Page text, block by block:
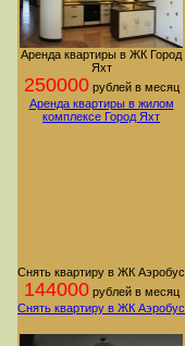
Аренда квартиры в ЖК Город
Яхт
250000рублей в месяц
Аренда квартиры в жилом
комплексе Город Яхт
Снять квартиру в ЖК Аэробус
144000рублей в месяц
Снять квартиру в ЖК Аэробус